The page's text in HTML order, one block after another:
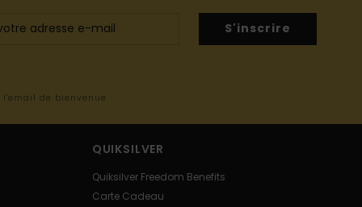
S'inscrire
de bienvenue
QUIKSILVER
Quiksilver Freedom Benefits
Carte Cadeau